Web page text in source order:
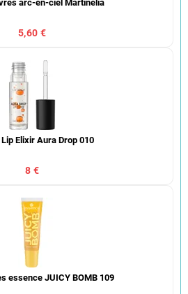
arc-en-ciel Martinelia
5,60 €
Elixir Aura Drop 010
8 €
essence JUICY BOMB 109